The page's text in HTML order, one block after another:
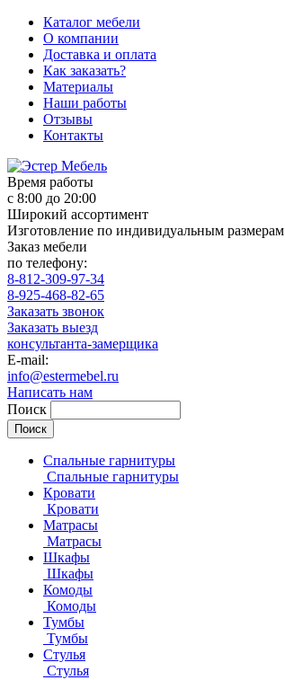
Каталог мебели
О компании
Доставка и оплата
Как заказать?
Материалы
Наши работы
Отзывы
Контакты
Время работы
с 8:00 до 20:00
Широкий ассортимент
Изготовление по индивидуальным размерам
Заказ мебели
по телефону:
8-812-309-97-34
8-925-468-82-65
Заказать звонок
Заказать выезд
консультанта-замерщика
E-mail:
info@estermebel.ru
Написать нам
Поиск
Спальные гарнитуры
Спальные гарнитуры
Кровати
Кровати
Матрасы
Матрасы
Шкафы
Шкафы
Комоды
Комоды
Тумбы
Тумбы
Стулья
Стулья